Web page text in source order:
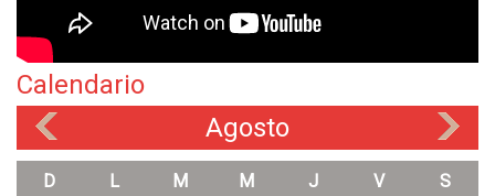
Calendario
Agosto
D L M M J V S